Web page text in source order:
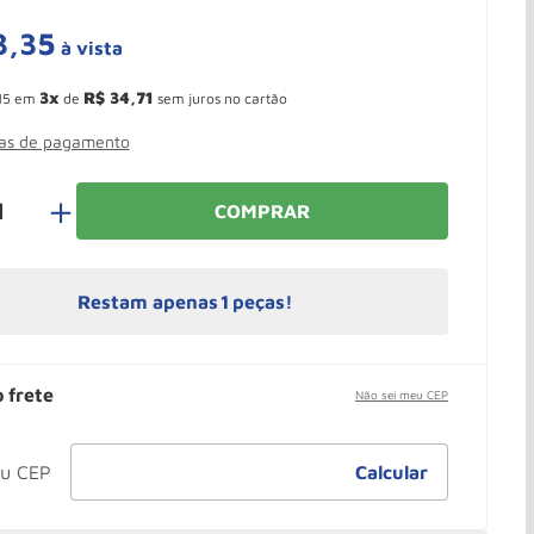
,35 à vista
em 3 de R$ 34,71 sem juros no cartão
de pagamento
＋ COMPRAR
Restam apenas 1 peças!
frete Não sei meu CEP